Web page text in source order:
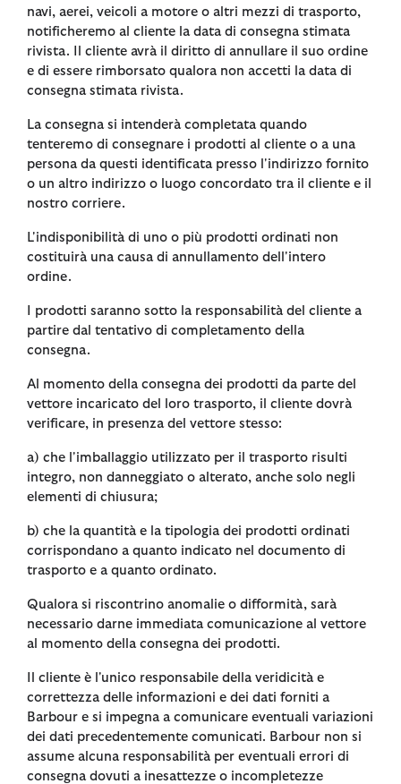
navi, aerei, veicoli a motore o altri mezzi di trasporto,
notificheremo al cliente la data di consegna stimata
rivista. Il cliente avrà il diritto di annullare il suo ordine
e di essere rimborsato qualora non accetti la data di
consegna stimata rivista.
La consegna si intenderà completata quando
tenteremo di consegnare i prodotti al cliente o a una
persona da questi identificata presso l'indirizzo fornito
o un altro indirizzo o luogo concordato tra il cliente e il
nostro corriere.
L'indisponibilità di uno o più prodotti ordinati non
costituirà una causa di annullamento dell'intero
ordine.
I prodotti saranno sotto la responsabilità del cliente a
partire dal tentativo di completamento della
consegna.
Al momento della consegna dei prodotti da parte del
vettore incaricato del loro trasporto, il cliente dovrà
verificare, in presenza del vettore stesso:
a) che l'imballaggio utilizzato per il trasporto risulti
integro, non danneggiato o alterato, anche solo negli
elementi di chiusura;
b) che la quantità e la tipologia dei prodotti ordinati
corrispondano a quanto indicato nel documento di
trasporto e a quanto ordinato.
Qualora si riscontrino anomalie o difformità, sarà
necessario darne immediata comunicazione al vettore
al momento della consegna dei prodotti.
Il cliente è l'unico responsabile della veridicità e
correttezza delle informazioni e dei dati forniti a
Barbour e si impegna a comunicare eventuali variazioni
dei dati precedentemente comunicati. Barbour non si
assume alcuna responsabilità per eventuali errori di
consegna dovuti a inesattezze o incompletezze